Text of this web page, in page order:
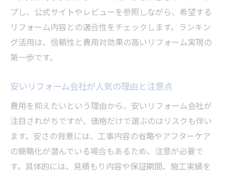
プし、公式サイトやレビューを参照しながら、希望する
リフォーム内容との適合性をチェックします。ランキン
グ活用は、信頼性と費用対効果の高いリフォーム実現の
第一歩です。
安いリフォーム会社が人気の理由と注意点
費用を抑えたいという理由から、安いリフォーム会社が
注目されがちですが、価格だけで選ぶのはリスクも伴い
ます。安さの背景には、工事内容の省略やアフターケア
の簡略化が潜んでいる場合もあるため、注意が必要で
す。具体的には、見積もり内容や保証期間、施工実績を